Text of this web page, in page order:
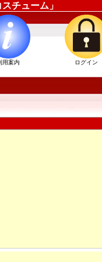
チューム」
用案内 ログイン